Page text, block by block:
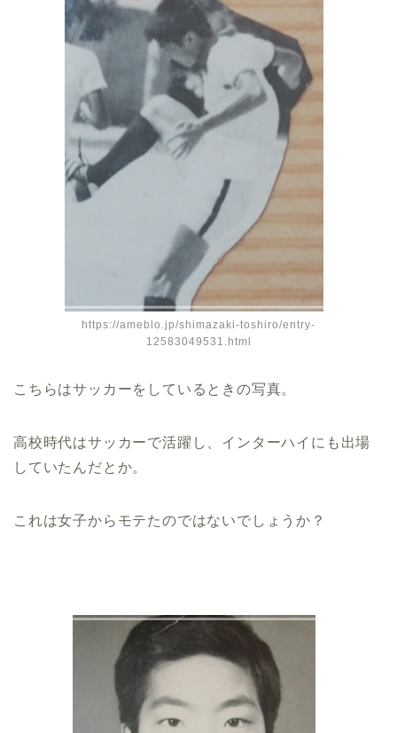
https://ameblo.jp/shimazaki-toshiro/entry-
12583049531.html
こちらはサッカーをしているときの写真。
高校時代はサッカーで活躍し、インターハイにも出場
していたんだとか。
これは女子からモテたのではないでしょうか？